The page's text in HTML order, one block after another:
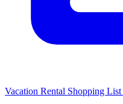
Vacation Rental Shopping List